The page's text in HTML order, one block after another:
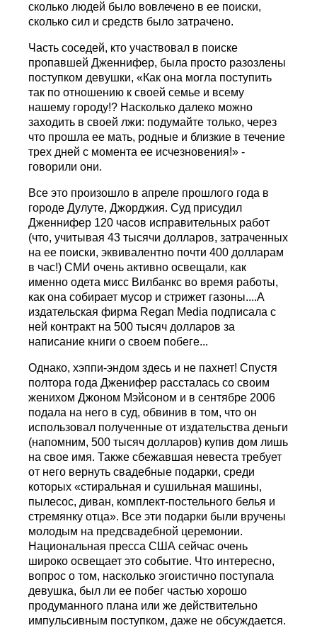
сколько людей было вовлечено в ее поиски,
сколько сил и средств было затрачено.
Часть соседей, кто участвовал в поиске
пропавшей Дженнифер, была просто разозлены
поступком девушки, «Как она могла поступить
так по отношению к своей семье и всему
нашему городу!? Насколько далеко можно
заходить в своей лжи: подумайте только, через
что прошла ее мать, родные и близкие в течение
трех дней с момента ее исчезновения!» -
говорили они.
Все это произошло в апреле прошлого года в
городе Дулуте, Джорджия. Суд присудил
Дженнифер 120 часов исправительных работ
(что, учитывая 43 тысячи долларов, затраченных
на ее поиски, эквивалентно почти 400 долларам
в час!) СМИ очень активно освещали, как
именно одета мисс Вилбанкс во время работы,
как она собирает мусор и стрижет газоны....А
издательская фирма Regan Media подписала с
ней контракт на 500 тысяч долларов за
написание книги о своем побеге...
Однако, хэппи-эндом здесь и не пахнет! Спустя
полтора года Дженифер рассталась со своим
женихом Джоном Мэйсоном и в сентябре 2006
подала на него в суд, обвинив в том, что он
использовал полученные от издательства деньги
(напомним, 500 тысяч долларов) купив дом лишь
на свое имя. Также сбежавшая невеста требует
от него вернуть свадебные подарки, среди
которых «стиральная и сушильная машины,
пылесос, диван, комплект-постельного белья и
стремянку отца». Все эти подарки были вручены
молодым на предсвадебной церемонии.
Национальная пресса США сейчас очень
широко освещает это событие. Что интересно,
вопрос о том, насколько эгоистично поступала
девушка, был ли ее побег частью хорошо
продуманного плана или же действительно
импульсивным поступком, даже не обсуждается.